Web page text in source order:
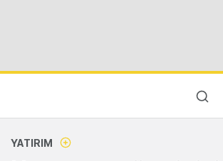
YATIRIM